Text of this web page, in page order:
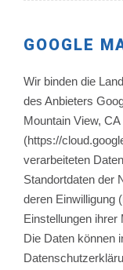
GOOGLE
Wir binden die
des Anbieters
Mountain View,
(https://
verarbeiteten
Standortdaten der
deren Einwilligung
Einstellungen ihrer
Die Daten können